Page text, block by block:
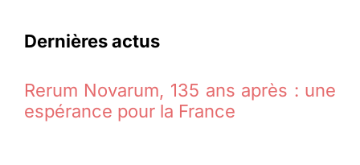
Dernières actus
Rerum Novarum, 135 ans après : une
espérance pour la France